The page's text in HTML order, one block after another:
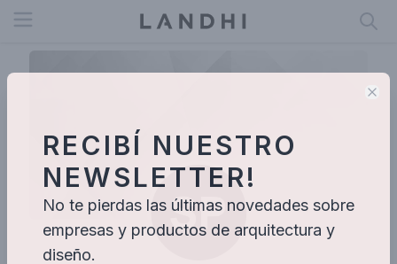
Open menu
RECIBÍ NUESTRO
NEWSLETTER!
No te pierdas las últimas novedades sobre
empresas y productos de arquitectura y
diseño.